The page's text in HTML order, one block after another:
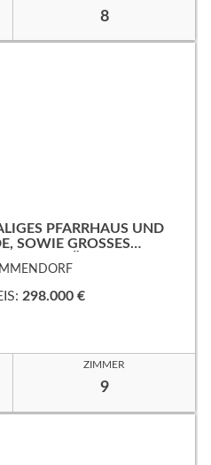
8
PFARRHAUS UND
SOWIE GROSSES
298.000 €
ZIMMER
9